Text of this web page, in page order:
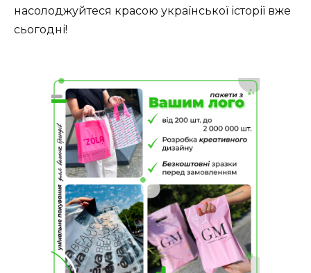
насолоджуйтеся красою української історії вже
сьогодні!